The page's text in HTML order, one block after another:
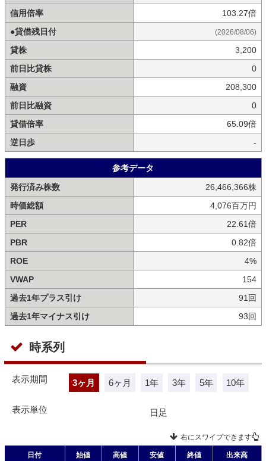
信用倍率
103.27倍
●貸借残日付
(2026/08/06)
貸株
3,200
前日比貸株
0
融資
208,300
前日比融資
0
貸借倍率
65.09倍
逆日歩
-
参考データ
発行済み株数
26,466,366株
時価総額
4,076百万円
PER
22.61倍
PBR
0.82倍
ROE
4%
VWAP
154
過去1年プラス引け
91回
過去1年マイナス引け
93回
時系列
表示期間 3ヶ月 6ヶ月 1年 3年 5年 10年
表示単位 日足
右にスワイプできます
日付 始値 高値 安値 終値 出来高